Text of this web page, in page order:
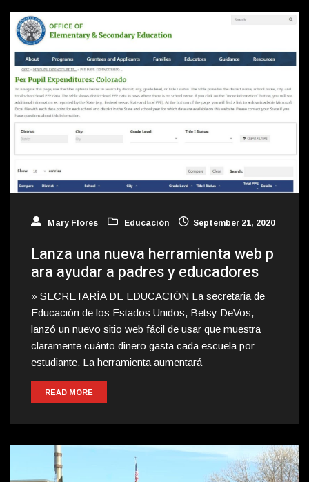
Mary Flores Educación September 21, 2020
Lanza una nueva herramienta web p
ara ayudar a padres y educadores
» SECRETARÍA DE EDUCACIÓN La secretaria de
Educación de los Estados Unidos, Betsy DeVos,
lanzó un nuevo sitio web fácil de usar que muestra
claramente cuánto dinero gasta cada escuela por
estudiante. La herramienta aumentará
READ MORE